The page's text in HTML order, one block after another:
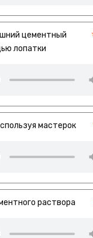
цементный
лопатки
мастерок
раствора